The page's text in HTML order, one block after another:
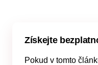
Získejte
Pokud v tomto